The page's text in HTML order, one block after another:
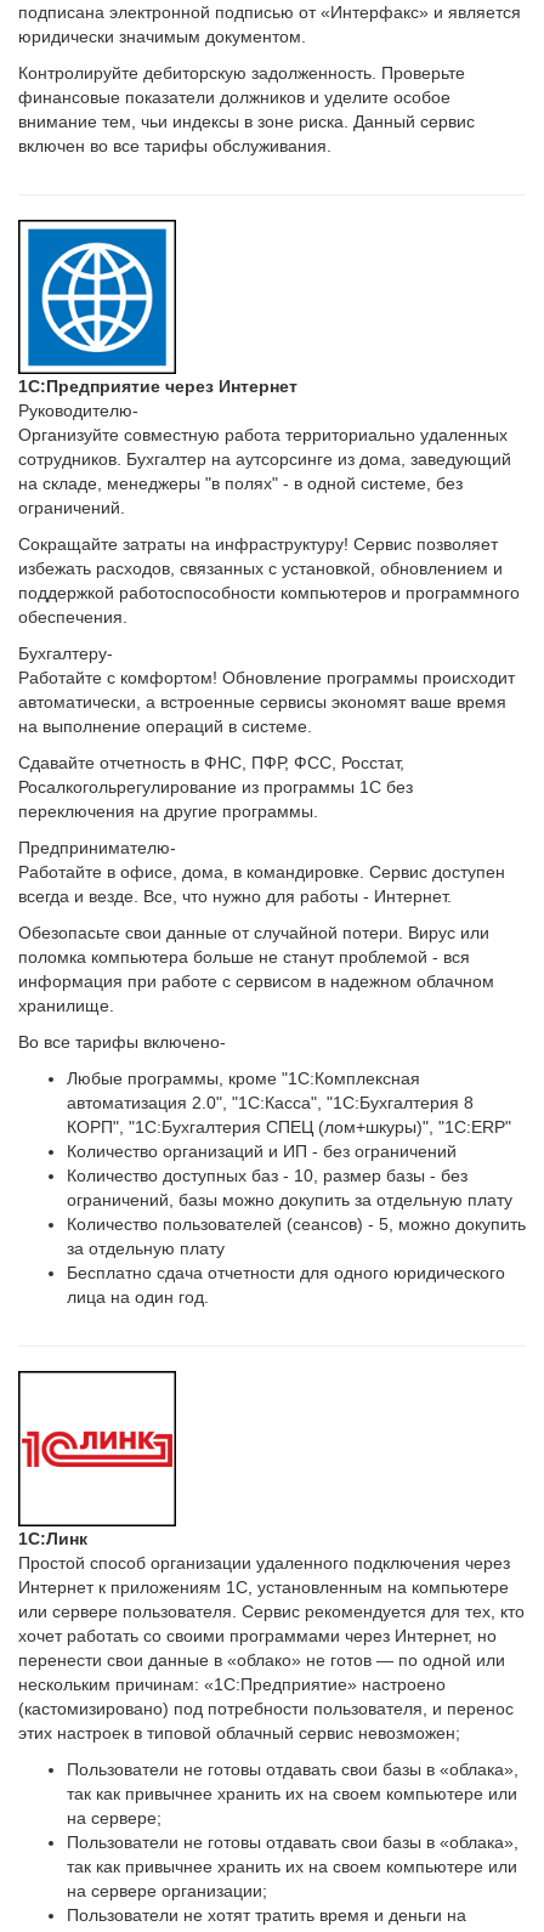
подписана электронной подписью от «Интерфакс» и является
юридически значимым документом.
Контролируйте дебиторскую задолженность. Проверьте
финансовые показатели должников и уделите особое
внимание тем, чьи индексы в зоне риска. Данный сервис
включен во все тарифы обслуживания.
1С:Предприятие через Интернет
Руководителю-
Организуйте совместную работа территориально удаленных
сотрудников. Бухгалтер на аутсорсинге из дома, заведующий
на складе, менеджеры "в полях" - в одной системе, без
ограничений.
Сокращайте затраты на инфраструктуру! Сервис позволяет
избежать расходов, связанных с установкой, обновлением и
поддержкой работоспособности компьютеров и программного
обеспечения.
Бухгалтеру-
Работайте с комфортом! Обновление программы происходит
автоматически, а встроенные сервисы экономят ваше время
на выполнение операций в системе.
Сдавайте отчетность в ФНС, ПФР, ФСС, Росстат,
Росалкогольрегулирование из программы 1С без
переключения на другие программы.
Предпринимателю-
Работайте в офисе, дома, в командировке. Сервис доступен
всегда и везде. Все, что нужно для работы - Интернет.
Обезопасьте свои данные от случайной потери. Вирус или
поломка компьютера больше не станут проблемой - вся
информация при работе с сервисом в надежном облачном
хранилище.
Во все тарифы включено-
Любые программы, кроме "1С:Комплексная
автоматизация 2.0", "1С:Касса", "1С:Бухгалтерия 8
КОРП", "1С:Бухгалтерия СПЕЦ (лом+шкуры)", "1С:ERP"
Количество организаций и ИП - без ограничений
Количество доступных баз - 10, размер базы - без
ограничений, базы можно докупить за отдельную плату
Количество пользователей (сеансов) - 5, можно докупить
за отдельную плату
Бесплатно сдача отчетности для одного юридического
лица на один год.
1С:Линк
Простой способ организации удаленного подключения через
Интернет к приложениям 1С, установленным на компьютере
или сервере пользователя. Сервис рекомендуется для тех, кто
хочет работать со своими программами через Интернет, но
перенести свои данные в «облако» не готов — по одной или
нескольким причинам: «1С:Предприятие» настроено
(кастомизировано) под потребности пользователя, и перенос
этих настроек в типовой облачный сервис невозможен;
Пользователи не готовы отдавать свои базы в «облака»,
так как привычнее хранить их на своем компьютере или
на сервере;
Пользователи не готовы отдавать свои базы в «облака»,
так как привычнее хранить их на своем компьютере или
на сервере организации;
Пользователи не хотят тратить время и деньги на